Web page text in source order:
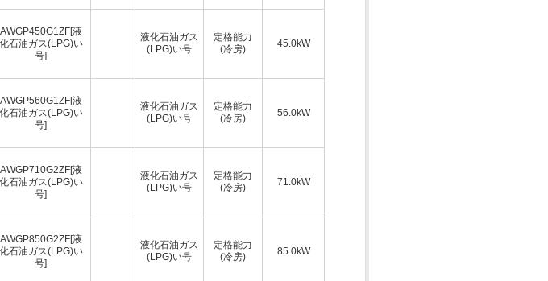
AWGP450G1ZF[液
化石油ガス(LPG)い
号]
液化石油ガス
(LPG)い号
定格能力
(冷房)
45.0kW
AWGP560G1ZF[液
化石油ガス(LPG)い
号]
液化石油ガス
(LPG)い号
定格能力
(冷房)
56.0kW
AWGP710G2ZF[液
化石油ガス(LPG)い
号]
液化石油ガス
(LPG)い号
定格能力
(冷房)
71.0kW
AWGP850G2ZF[液
化石油ガス(LPG)い
号]
液化石油ガス
(LPG)い号
定格能力
(冷房)
85.0kW